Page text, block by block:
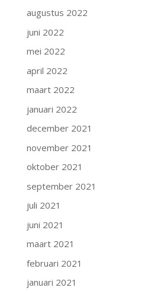
augustus 2022
juni 2022
mei 2022
april 2022
maart 2022
januari 2022
december 2021
november 2021
oktober 2021
september 2021
juli 2021
juni 2021
maart 2021
februari 2021
januari 2021